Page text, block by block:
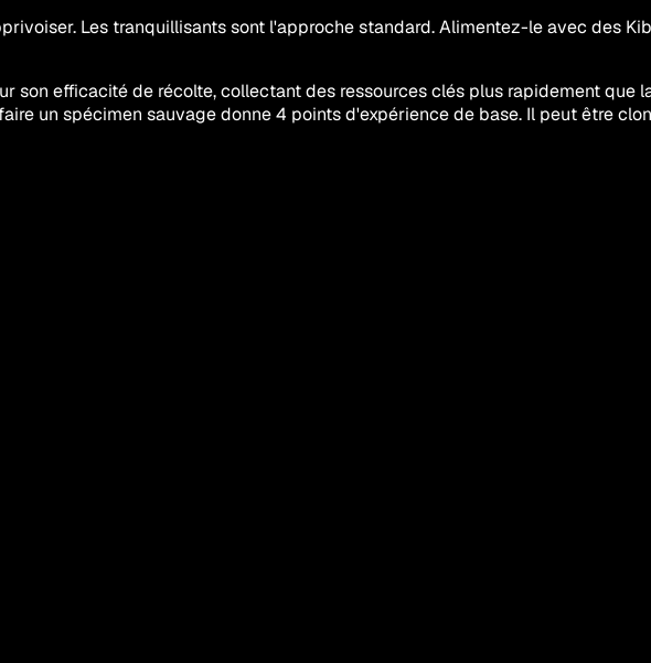
Les tranquillisants sont l'approche standard. Alimentez-le avec des
son efficacité de récolte, collectant des ressources clés plus rapidement que
un spécimen sauvage donne 4 points d'expérience de base. Il peut être